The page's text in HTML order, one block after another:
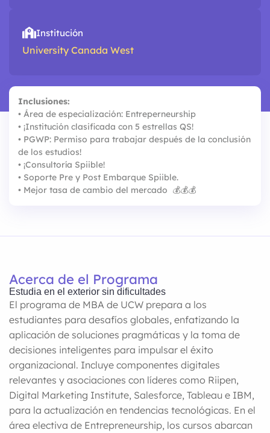
Institución
University Canada West
Inclusiones:
•⁠ ⁠Área de especialización: Entreperneurship
•⁠ ⁠¡Institución clasificada con 5 estrellas QS!
•⁠ ⁠PGWP: Permiso para trabajar después de la conclusión
de los estudios!
•⁠ ⁠¡Consultoría Spiible!
•⁠ ⁠Soporte Pre y Post Embarque Spiible.
•⁠ ⁠Mejor tasa de cambio del mercado 💰💰💰
Acerca de el Programa
Estudia en el exterior sin dificultades
El programa de MBA de UCW prepara a los
estudiantes para desafíos globales, enfatizando la
aplicación de soluciones pragmáticas y la toma de
decisiones inteligentes para impulsar el éxito
organizacional. Incluye componentes digitales
relevantes y asociaciones con líderes como Riipen,
Digital Marketing Institute, Salesforce, Tableau e IBM,
para la actualización en tendencias tecnológicas. En el
área electiva de Entrepreneurship, los cursos abarcan